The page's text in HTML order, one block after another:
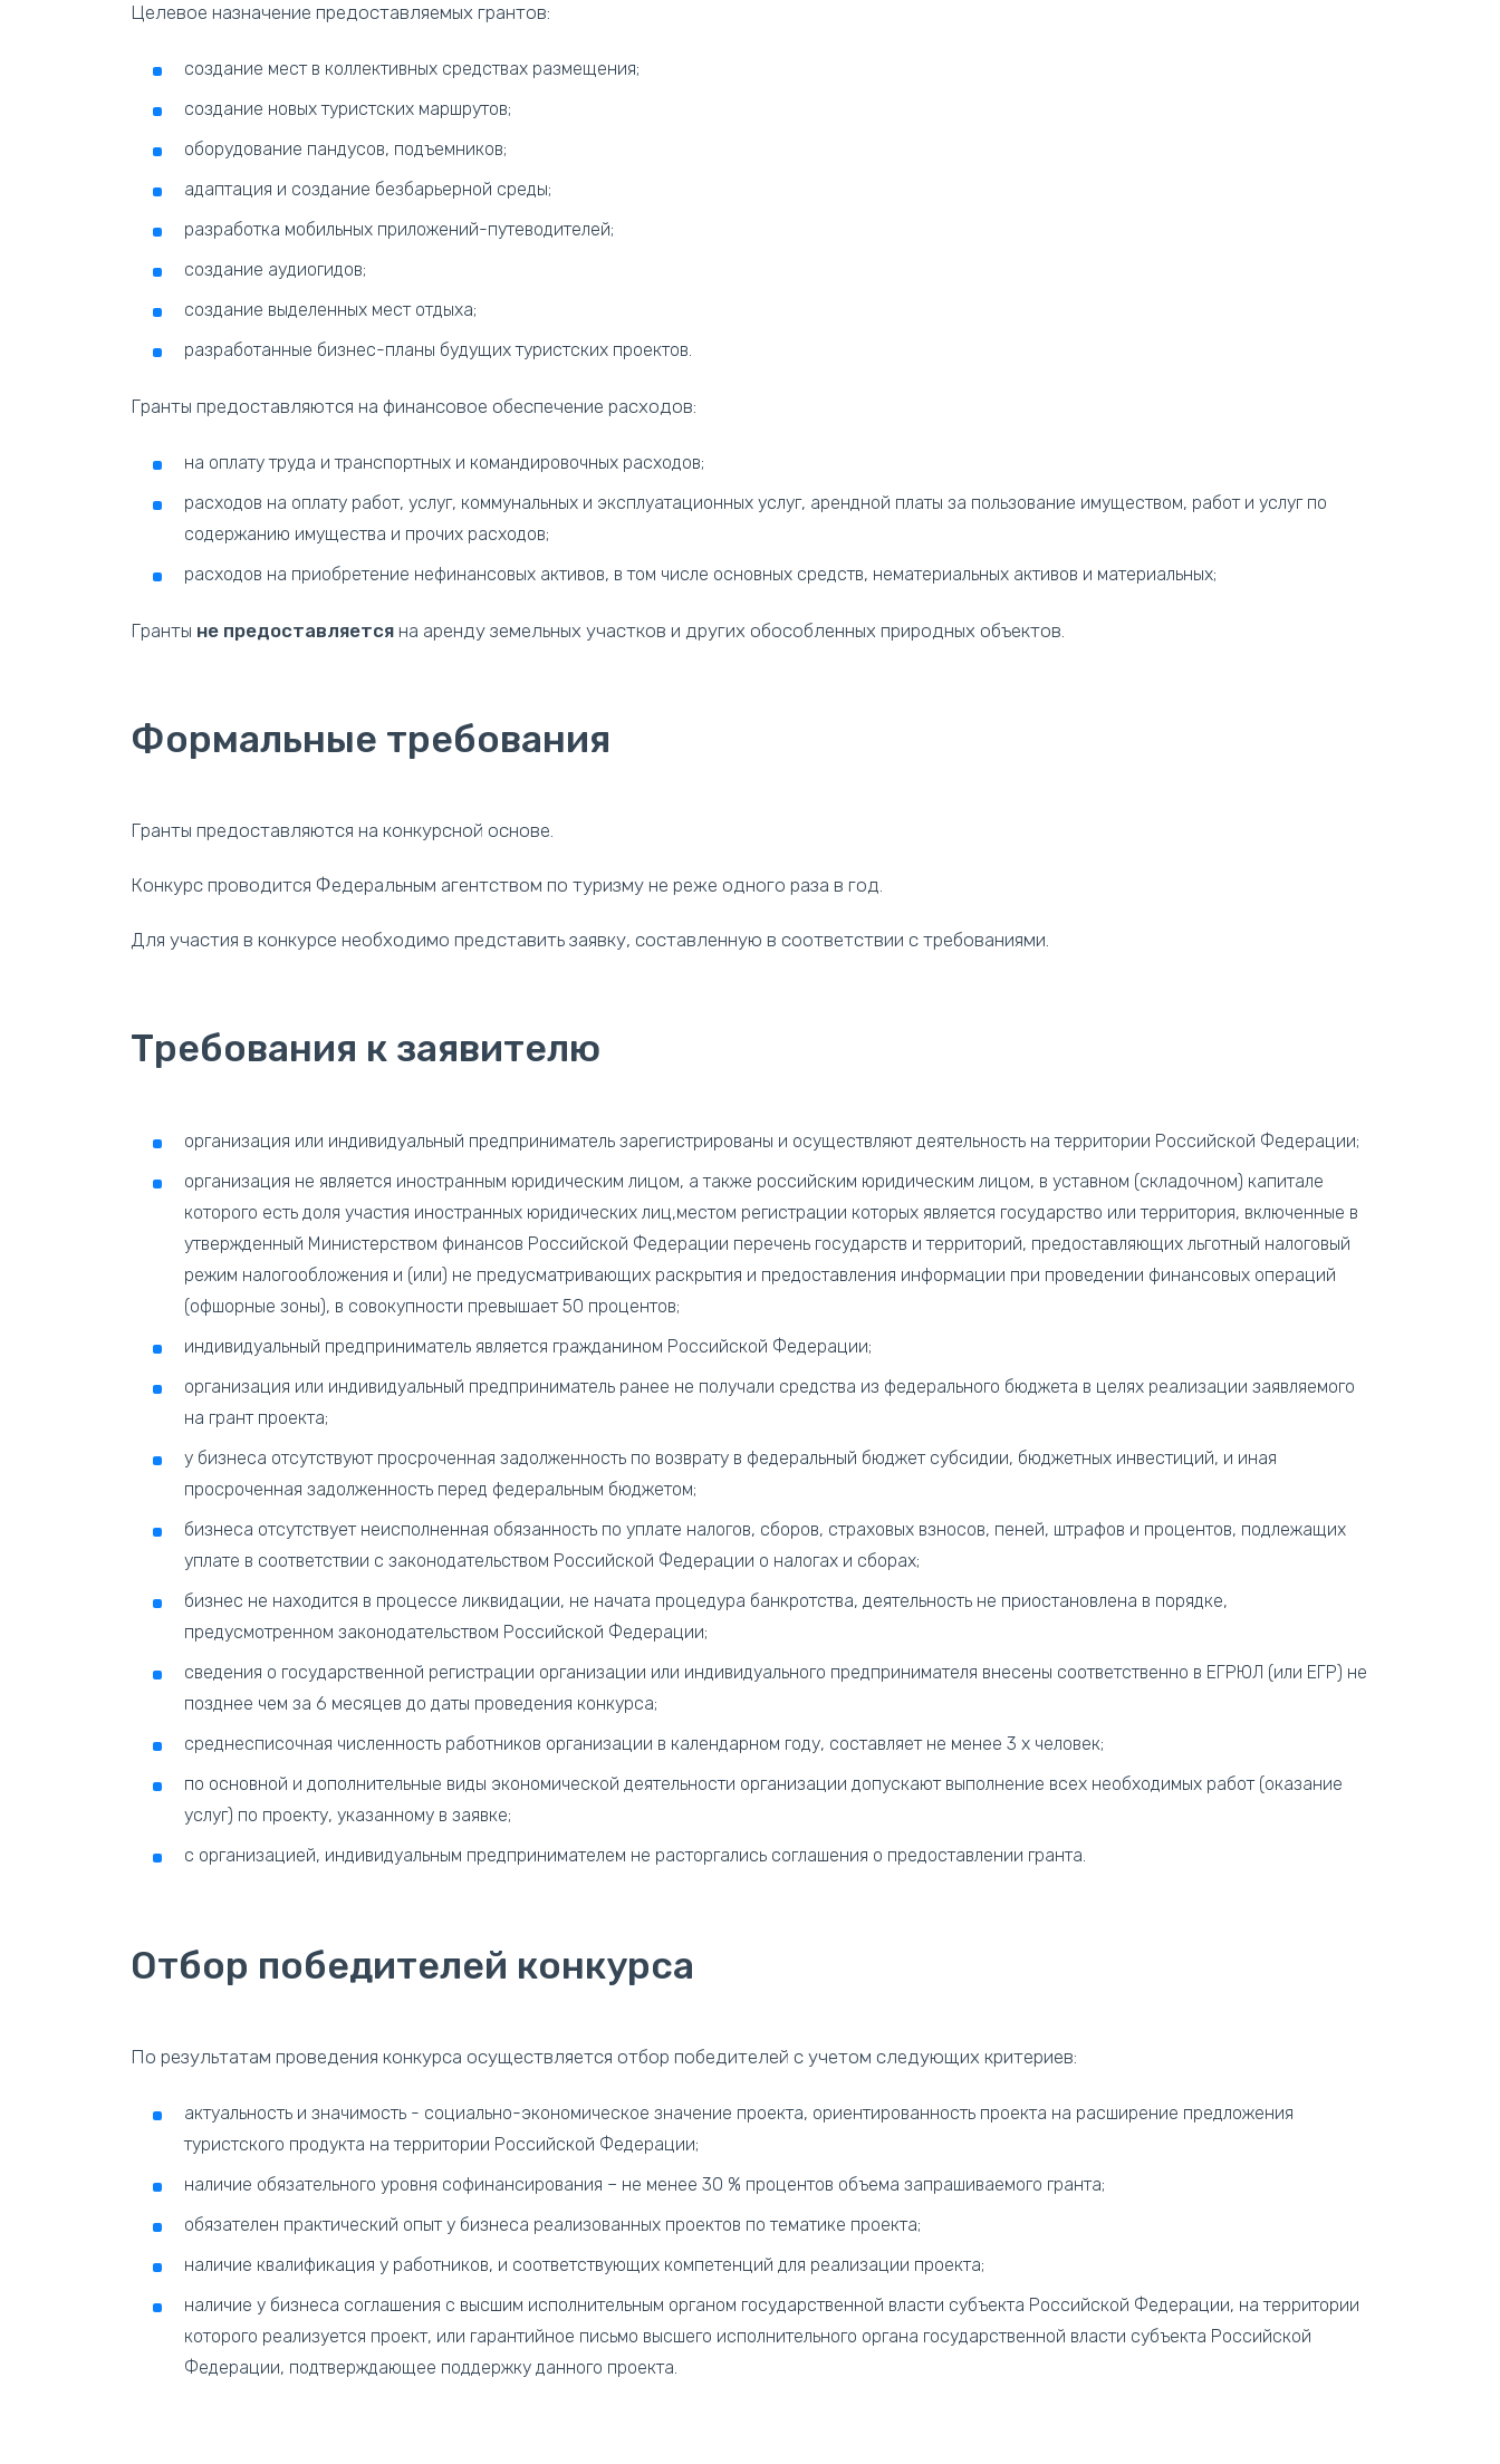
Целевое назначение предоставляемых грантов:
создание мест в коллективных средствах размещения;
создание новых туристских маршрутов;
оборудование пандусов, подъемников;
адаптация и создание безбарьерной среды;
разработка мобильных приложений-путеводителей;
создание аудиогидов;
создание выделенных мест отдыха;
разработанные бизнес-планы будущих туристских проектов.
Гранты предоставляются на финансовое обеспечение расходов:
на оплату труда и транспортных и командировочных расходов;
расходов на оплату работ, услуг, коммунальных и эксплуатационных услуг, арендной платы за пользование имуществом, работ и услуг по
содержанию имущества и прочих расходов;
расходов на приобретение нефинансовых активов, в том числе основных средств, нематериальных активов и материальных;
Гранты не предоставляется на аренду земельных участков и других обособленных природных объектов.
Формальные требования
Гранты предоставляются на конкурсной основе.
Конкурс проводится Федеральным агентством по туризму не реже одного раза в год.
Для участия в конкурсе необходимо представить заявку, составленную в соответствии с требованиями.
Требования к заявителю
организация или индивидуальный предприниматель зарегистрированы и осуществляют деятельность на территории Российской Федерации;
организация не является иностранным юридическим лицом, а также российским юридическим лицом, в уставном (складочном) капитале
которого есть доля участия иностранных юридических лиц,местом регистрации которых является государство или территория, включенные в
утвержденный Министерством финансов Российской Федерации перечень государств и территорий, предоставляющих льготный налоговый
режим налогообложения и (или) не предусматривающих раскрытия и предоставления информации при проведении финансовых операций
(офшорные зоны), в совокупности превышает 50 процентов;
индивидуальный предприниматель является гражданином Российской Федерации;
организация или индивидуальный предприниматель ранее не получали средства из федерального бюджета в целях реализации заявляемого
на грант проекта;
у бизнеса отсутствуют просроченная задолженность по возврату в федеральный бюджет субсидии, бюджетных инвестиций, и иная
просроченная задолженность перед федеральным бюджетом;
бизнеса отсутствует неисполненная обязанность по уплате налогов, сборов, страховых взносов, пеней, штрафов и процентов, подлежащих
уплате в соответствии с законодательством Российской Федерации о налогах и сборах;
бизнес не находится в процессе ликвидации, не начата процедура банкротства, деятельность не приостановлена в порядке,
предусмотренном законодательством Российской Федерации;
сведения о государственной регистрации организации или индивидуального предпринимателя внесены соответственно в ЕГРЮЛ (или ЕГР) не
позднее чем за 6 месяцев до даты проведения конкурса;
среднесписочная численность работников организации в календарном году, составляет не менее 3 х человек;
по основной и дополнительные виды экономической деятельности организации допускают выполнение всех необходимых работ (оказание
услуг) по проекту, указанному в заявке;
с организацией, индивидуальным предпринимателем не расторгались соглашения о предоставлении гранта.
Отбор победителей конкурса
По результатам проведения конкурса осуществляется отбор победителей с учетом следующих критериев:
актуальность и значимость - социально-экономическое значение проекта, ориентированность проекта на расширение предложения
туристского продукта на территории Российской Федерации;
наличие обязательного уровня софинансирования – не менее 30 % процентов объема запрашиваемого гранта;
обязателен практический опыт у бизнеса реализованных проектов по тематике проекта;
наличие квалификация у работников, и соответствующих компетенций для реализации проекта;
наличие у бизнеса соглашения с высшим исполнительным органом государственной власти субъекта Российской Федерации, на территории
которого реализуется проект, или гарантийное письмо высшего исполнительного органа государственной власти субъекта Российской
Федерации, подтверждающее поддержку данного проекта.